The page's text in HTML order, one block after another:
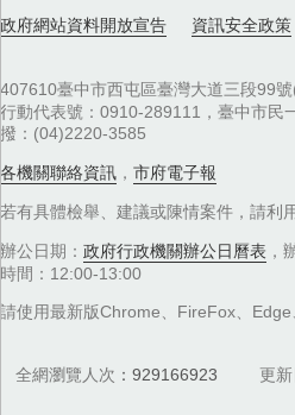
政府網站資料開放宣告 資訊安全政策
407610臺中市西屯區臺灣大道三段99
行動代表號：0910-289111，臺中市民
撥：(04)2220-3585
各機關聯絡資訊 ， 市府電子報
若有具體檢舉、建議或陳情案件，請利
辦公日期： 政府行政機關辦公日曆表 ，
時間：12:00-13:00
請使用最新版Chrome、FireFox、
全網瀏覽人次 929166923 更